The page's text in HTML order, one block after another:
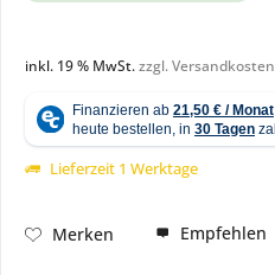
inkl. 19 % MwSt.zzgl. Versandkosten
Lieferzeit 1 Werktage
Merken Empfehlen